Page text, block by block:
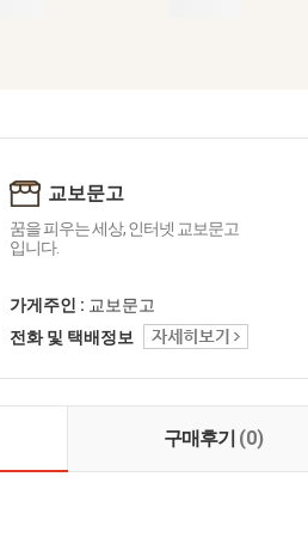
교보문고
꿈을 피우는 세상, 인터넷 교보문고
입니다.
가게주인 : 교보문고
전화 및 택배정보
구매후기 (0)